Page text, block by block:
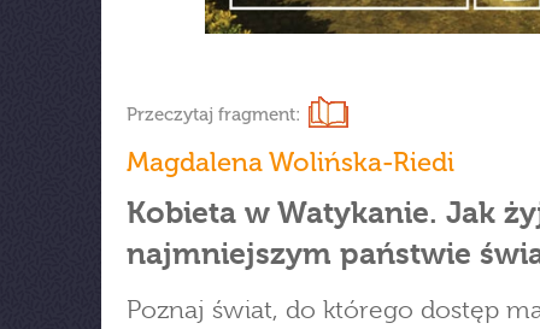
Przeczytaj fragment:
Magdalena Wolińska-Riedi
Kobieta w Watykanie. Jak
najmniejszym państwie
Poznaj świat, do którego dostęp